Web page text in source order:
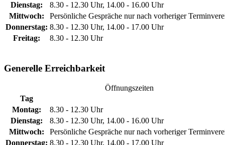
Dienstag:
8.30 - 12.30 Uhr, 14.00 - 16.00 Uhr
Mittwoch:
Persönliche Gespräche nur nach vorheriger
Donnerstag: 8.30 - 12.30 Uhr, 14.00 - 17.00 Uhr
Freitag:
8.30 - 12.30 Uhr
Generelle Erreichbarkeit
Öffnungszeiten
Tag
Montag:
8.30 - 12.30 Uhr
Dienstag:
8.30 - 12.30 Uhr, 14.00 - 16.00 Uhr
Mittwoch:
Persönliche Gespräche nur nach vorheriger
Donnerstag: 8.30 - 12.30 Uhr, 14.00 - 17.00 Uhr